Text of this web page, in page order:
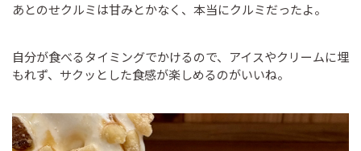
あとのせクルミは甘みとかなく、本当にクルミだったよ。
自分が食べるタイミングでかけるので、アイスやクリームに埋
もれず、サクッとした食感が楽しめるのがいいね。